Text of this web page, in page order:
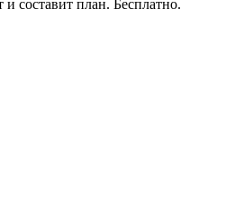
составит план. Бесплатно.